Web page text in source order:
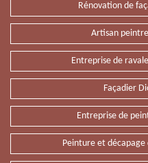
Rénovation de
Artisan
Entreprise de
Façadier
Entreprise de
Peinture et décapage